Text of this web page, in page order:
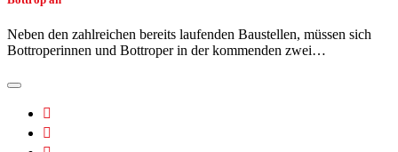
Neben den zahlreichen bereits laufenden Baustellen, müssen sich
Bottroperinnen und Bottroper in der kommenden zwei…